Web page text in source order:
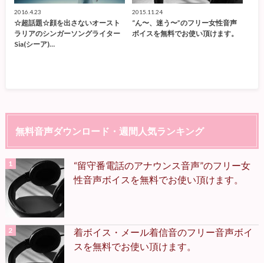
2016.4.23
☆超話題☆顔を出さないオースト
ラリアのシンガーソングライター
Sia(シーア)…
2015.11.24
“ん〜、迷う〜”のフリー女性音声
ボイスを無料でお使い頂けます。
無料音声ダウンロード・週間人気ランキング
“留守番電話のアナウンス音声”のフリー女
性音声ボイスを無料でお使い頂けます。
着ボイス・メール着信音のフリー音声ボイ
スを無料でお使い頂けます。